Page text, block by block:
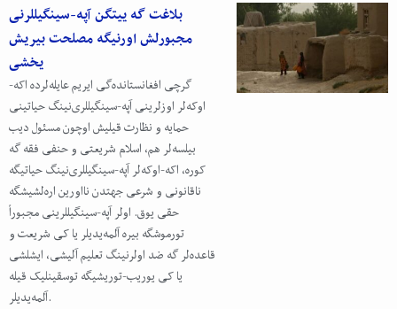
بلاغت گه ییتگن آپه-سینگیللرنی
مجبورلش اورنیگه مصلحت بیریش
یخشی
گرچی افغانستانده‌گی ایریم عایله‌لرده اکه-
اوکه‌لر اوزلرینی آپه-سینگیللری‌نینگ حیاتینی
حمایه و نظارت قیلیش اوچون مسئول دیب
بیلسه‌لر هم، اسلام شریعتی و حنفی فقه گه
کوره، اکه-اوکه‌لر آپه-سینگیللری‌نینگ حیاتیگه
ناقانونی و شرعی جهتدن نااورین اره‌لشیشگه
حقی یوق. اولر آپه-سینگیللرینی مجبوراً
تورموشگه بیره آلمه‌یدیلر یا کی شریعت و
قاعده‌لر گه ضد اولرنینگ تعلیم آلیشی، ایشلشی
یا کی یوریب-توریشیگه توسقینلیک قیله
آلمه‌یدیلر.